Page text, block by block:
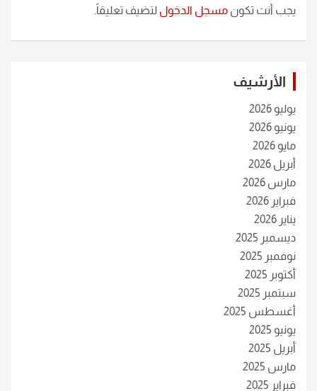
يجب أنت تكون مسجل الدخول لتضيف تعليقاً.
الأرشيف
يوليو 2026
يونيو 2026
مايو 2026
أبريل 2026
مارس 2026
فبراير 2026
يناير 2026
ديسمبر 2025
نوفمبر 2025
أكتوبر 2025
سبتمبر 2025
أغسطس 2025
يونيو 2025
أبريل 2025
مارس 2025
فبراير 2025